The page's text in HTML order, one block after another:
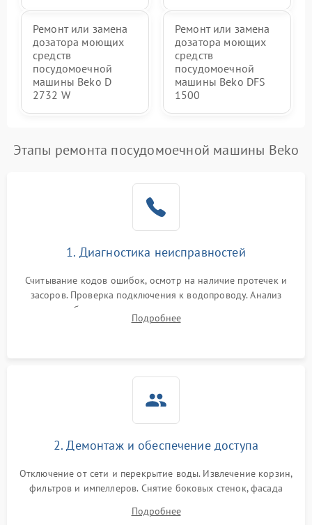
Ремонт или замена
дозатора моющих
средств
посудомоечной
машины Beko D
2732 W
Ремонт или замена
дозатора моющих
средств
посудомоечной
машины Beko DFS
1500
Этапы ремонта посудомоечной машины Beko
1. Диагностика неисправностей
Считывание кодов ошибок, осмотр на наличие протечек и
засоров. Проверка подключения к водопроводу. Анализ
жалоб на отсутствие слива, нагрева, вращения
разбрызгивателей или срабатывание системы защиты
Подробнее
2. Демонтаж и обеспечение доступа
Отключение от сети и перекрытие воды. Извлечение корзин,
фильтров и импеллеров. Снятие боковых стенок, фасада
циркуляционному насосу, ТЭНу и сливной помпе.
Подробнее